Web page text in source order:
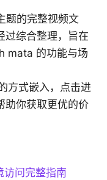
题的完整视频文
过综合整理，旨在
mata 的功能与场
方式嵌入，点击进
助你获取更优的价
访问完整指南